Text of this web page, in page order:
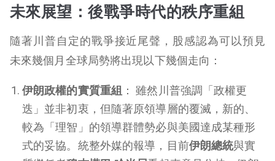
未來展望：後戰爭時代的秩序重組
隨著川普自定的戰爭接近尾聲，股感認為可以預見
未來幾個月全球局勢將出現以下幾個走向：
伊朗政權的實質重組 ： 雖然川普強調「政權更
迭」並非初衷，但隨著原領導層的覆滅，新的、
較為「理智」的領導群體勢必與美國達成某種形
式的妥協。統整外媒的報導，目前伊朗總統與實